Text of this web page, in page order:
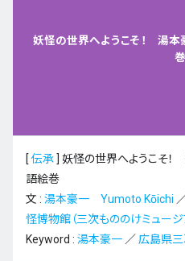
妖怪の世界へようこそ！ 湯
巻
[ 伝承 ] 妖怪の世界へようこそ
語絵巻
文 : 湯本豪一 Yumoto Kōichi
怪博物館（三次もののけミュージ
Keyword : 湯本豪一 ／ 広島県